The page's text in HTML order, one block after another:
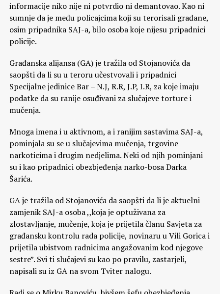
informacije niko nije ni potvrdio ni demantovao. Kao ni
sumnje da je među policajcima koji su terorisali građane,
osim pripadnika SAJ-a, bilo osoba koje nijesu pripadnici
policije.
Građanska alijansa (GA) je tražila od Stojanovića da
saopšti da li su u teroru učestvovali i pripadnici
Specijalne jedinice Bar – N.J, R.R, J.P, I.R, za koje imaju
podatke da su ranije osuđivani za slučajeve torture i
mučenja.
Mnoga imena i u aktivnom, a i ranijim sastavima SAJ-a,
pominjala su se u slučajevima mučenja, trgovine
narkoticima i drugim nedjelima. Neki od njih pominjani
su i kao pripadnici obezbjeđenja narko-bosa Darka
Šarića.
GA je tražila od Stojanovića da saopšti da li je aktuelni
zamjenik SAJ-a osoba ,,koja je optuživana za
zlostavljanje, mučenje, koja je prijetila članu Savjeta za
građansku kontrolu rada policije, novinaru u Vili Gorica i
prijetila ubistvom radnicima angažovanim kod njegove
sestre”. Svi ti slučajevi su kao po pravilu, zastarjeli,
napisali su iz GA na svom Tviter nalogu.